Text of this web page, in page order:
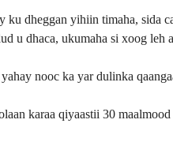
dheggan yihiin timaha, sida
u dhaca, ukumaha si xoog
nooc ka yar dulinka
karaa qiyaastii 30